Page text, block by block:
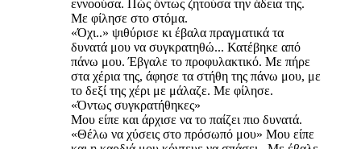
εννοούσα. Πώς όντως ζητούσα την άδεια της.
Με φίλησε στο στόμα.
«Όχι..» ψιθύρισε κι έβαλα πραγματικά τα
δυνατά μου να συγκρατηθώ... Κατέβηκε από
πάνω μου. Έβγαλε το προφυλακτικό. Με πήρε
στα χέρια της, άφησε τα στήθη της πάνω μου, με
το δεξί της χέρι με μάλαζε. Με φίλησε.
«Όντως συγκρατήθηκες»
Μου είπε και άρχισε να το παίζει πιο δυνατά.
«Θέλω να χύσεις στο πρόσωπό μου» Μου είπε